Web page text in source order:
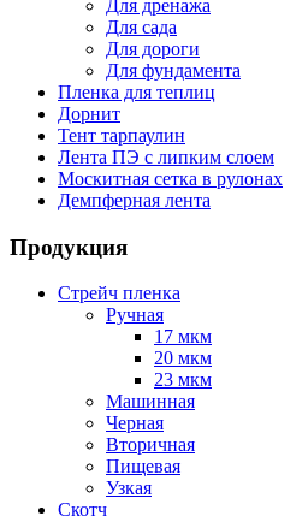
Для дренажа
Для сада
Для дороги
Для фундамента
Пленка для теплиц
Дорнит
Тент тарпаулин
Лента ПЭ с липким слоем
Москитная сетка в рулонах
Демпферная лента
Продукция
Стрейч пленка
Ручная
17 мкм
20 мкм
23 мкм
Машинная
Черная
Вторичная
Пищевая
Узкая
Скотч